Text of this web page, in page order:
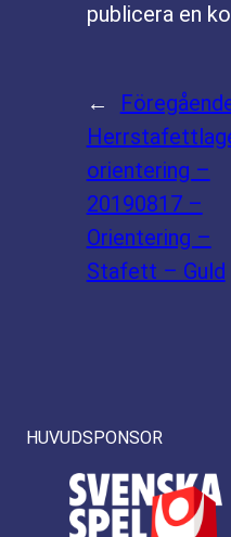
publicera en
←
orientering –
20190817 –
Orientering –
Stafett – Guld
HUVUDSPONSOR